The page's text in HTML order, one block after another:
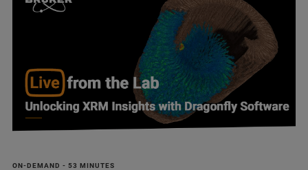
ON-DEMAND - 53 MINUTES